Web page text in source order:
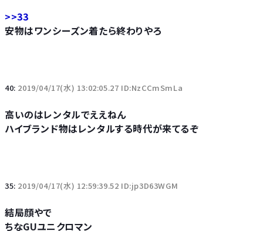
>>33
安物はワンシーズン着たら終わりやろ
40: 2019/04/17(水) 13:02:05.27 ID:NzCCmSmLa
高いのはレンタルでええねん
ハイブランド物はレンタルする時代が来てるぞ
35: 2019/04/17(水) 12:59:39.52 ID:jp3D63WGM
結局顔やで
ちなGUユニクロマン